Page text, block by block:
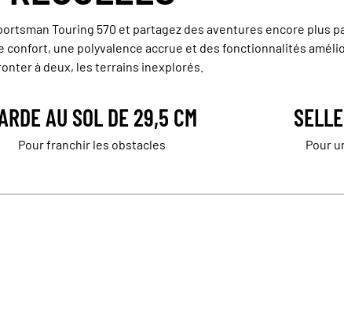
Touring 570 et partagez des aventures encore plus
confort, une polyvalence accrue et des fonctionnalités
à deux, les terrains inexplorés.
AU SOL DE 29,5 CM
Pour franchir les obstacles Pour